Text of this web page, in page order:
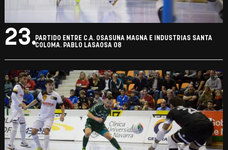
23.PARTIDO ENTRE C.A. OSASUNA MAGNA E INDUSTRIAS SANTA
COLOMA. PABLO LASAOSA 08